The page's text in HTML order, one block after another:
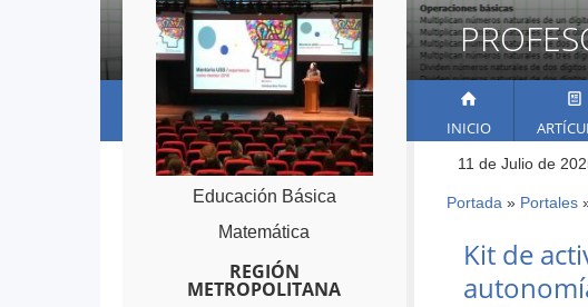
INICIO
11 de Julio de
Usted
está
aquí
Portada » Portales
top
Kit de
Educación Básica
Matemática
REGIÓN
METROPOLITANA